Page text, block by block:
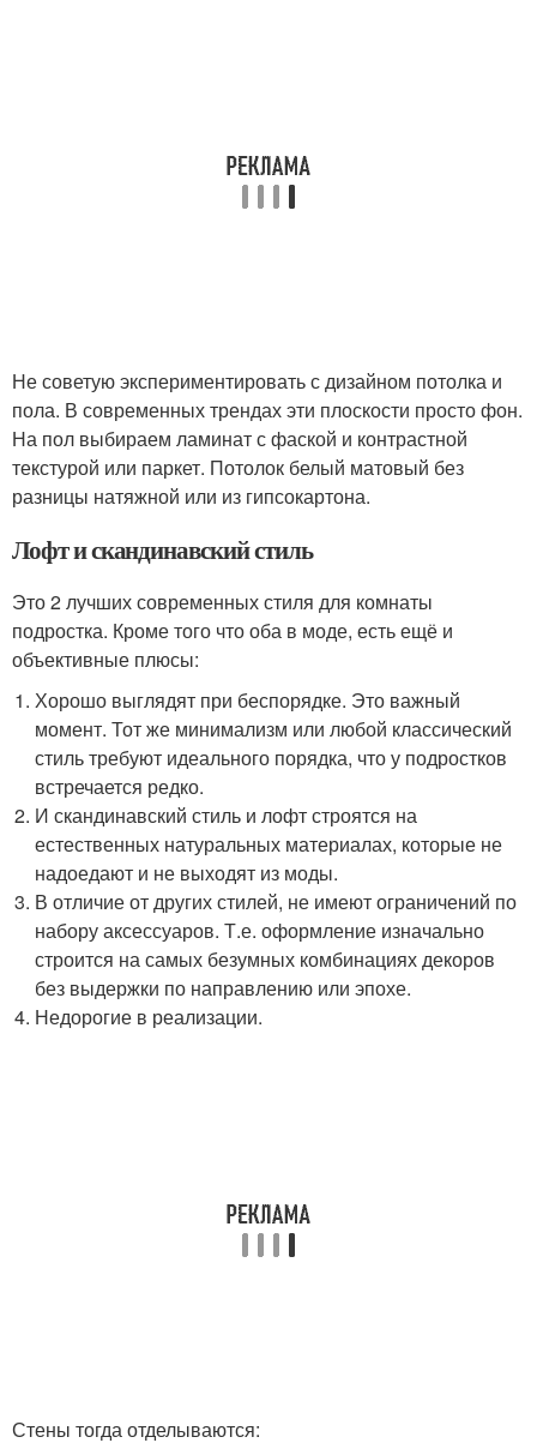
Не советую экспериментировать с дизайном потолка и
пола. В современных трендах эти плоскости просто фон.
На пол выбираем ламинат с фаской и контрастной
текстурой или паркет. Потолок белый матовый без
разницы натяжной или из гипсокартона.
Лофт и скандинавский стиль
Это 2 лучших современных стиля для комнаты
подростка. Кроме того что оба в моде, есть ещё и
объективные плюсы:
Хорошо выглядят при беспорядке. Это важный
момент. Тот же минимализм или любой классический
стиль требуют идеального порядка, что у подростков
встречается редко.
И скандинавский стиль и лофт строятся на
естественных натуральных материалах, которые не
надоедают и не выходят из моды.
В отличие от других стилей, не имеют ограничений по
набору аксессуаров. Т.е. оформление изначально
строится на самых безумных комбинациях декоров
без выдержки по направлению или эпохе.
Недорогие в реализации.
Стены тогда отделываются: